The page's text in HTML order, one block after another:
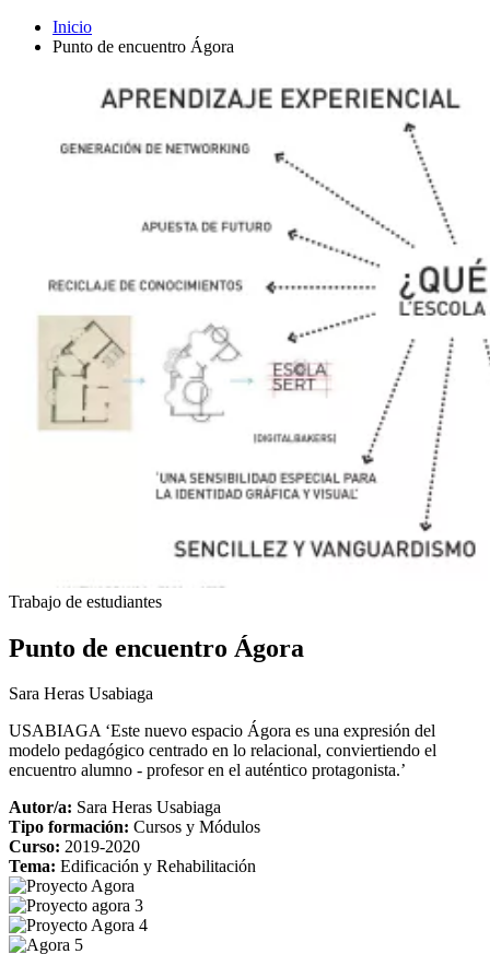
Inicio
Punto de encuentro Ágora
Trabajo de estudiantes
Punto de encuentro Ágora
Sara Heras Usabiaga
USABIAGA ‘Este nuevo espacio Ágora es una expresión del
modelo pedagógico centrado en lo relacional, conviertiendo el
encuentro alumno - profesor en el auténtico protagonista.’
Autor/a: Sara Heras Usabiaga
Tipo formación: Cursos y Módulos
Curso: 2019-2020
Tema: Edificación y Rehabilitación